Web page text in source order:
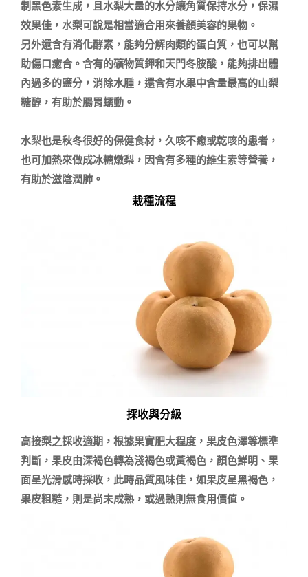
制黑色素生成，且水梨大量的水分讓角質保持水分，保濕
效果佳，水梨可說是相當適合用來養顏美容的果物。
另外還含有消化酵素，能夠分解肉類的蛋白質，也可以幫
助傷口癒合。含有的礦物質鉀和天門冬胺酸，能夠排出體
內過多的鹽分，消除水腫，還含有水果中含量最高的山梨
糖醇，有助於腸胃蠕動。
水梨也是秋冬很好的保健食材，久咳不癒或乾咳的患者，
也可加熱來做成冰糖燉梨，因含有多種的維生素等營養，
栽種流程
採收與分級
高接梨之採收適期，根據果實肥大程度，果皮色澤等標準
判斷，果皮由深褐色轉為淺褐色或黃褐色，顏色鮮明、果
面呈光滑感時採收，此時品質風味佳，如果皮呈黑褐色，